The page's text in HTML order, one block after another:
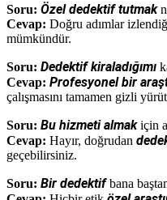
Soru: Özel dedektif tutmak
Cevap: Doğru adımlar
mümkündür.
Soru: Dedektif kiraladığımı
Cevap: Profesyonel bir
çalışmasını tamamen gizli
Soru: Bu hizmeti almakiçin
Cevap: Hayır, doğrudan
geçebilirsiniz.
Soru: Bir dedektifbana